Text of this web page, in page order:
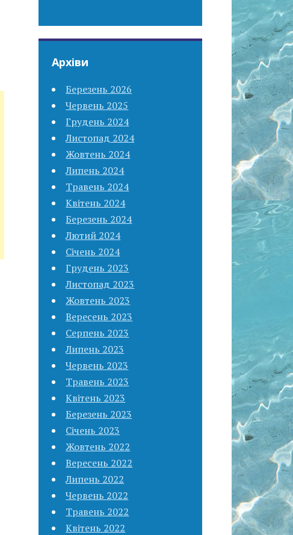
Архіви
Березень 2026
Червень 2025
Грудень 2024
Листопад 2024
Жовтень 2024
Липень 2024
Травень 2024
Квітень 2024
Березень 2024
Лютий 2024
Січень 2024
Грудень 2023
Листопад 2023
Жовтень 2023
Вересень 2023
Серпень 2023
Липень 2023
Червень 2023
Травень 2023
Квітень 2023
Березень 2023
Січень 2023
Жовтень 2022
Вересень 2022
Липень 2022
Червень 2022
Травень 2022
Квітень 2022